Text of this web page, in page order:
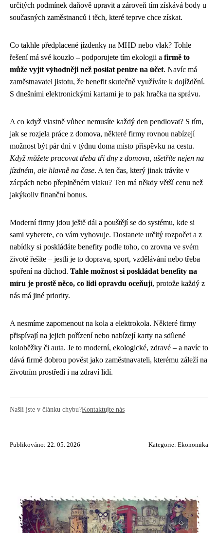
určitých podmínek daňově upravit a zároveň tím získává body u
současných zaměstnanců i těch, které teprve chce získat.
Co takhle předplacené jízdenky na MHD nebo vlak? Tohle
řešení má své kouzlo – podporujete tím ekologii a firmě to
může vyjít výhodněji než posílat peníze na účet. Navíc má
zaměstnavatel jistotu, že benefit skutečně využíváte k dojíždění.
S dnešními elektronickými kartami je to pak hračka na správu.
A co když vlastně vůbec nemusíte každý den pendlovat? S tím,
jak se rozjela práce z domova, některé firmy rovnou nabízejí
možnost být pár dní v týdnu doma místo příspěvku na cestu.
Když můžete pracovat třeba tři dny z domova, ušetříte nejen na
jízdném, ale hlavně na čase. A ten čas, který jinak trávíte v
zácpách nebo přeplněném vlaku? Ten má někdy větší cenu než
jakýkoliv finanční bonus.
Moderní firmy jdou ještě dál a pouštějí se do systému, kde si
sami vyberete, co vám vyhovuje. Dostanete určitý rozpočet a z
nabídky si poskládáte benefity podle toho, co zrovna ve svém
životě řešíte – jestli je to doprava, sport, vzdělávání nebo třeba
spoření na důchod. Tahle možnost si poskládat benefity na
míru je prostě něco, co lidi opravdu oceňují, protože každý z
nás má jiné priority.
A nesmíme zapomenout na kola a elektrokola. Některé firmy
přispívají na jejich pořízení nebo nabízejí karty na sdílené
koloběžky či auta. Je to moderní, ekologické, zdravé – a navíc to
dává firmě dobrou pověst jako zaměstnavateli, kterému záleží na
životním prostředí i na zdraví lidí.
Našli jste v článku chybu?Kontaktujte nás
Publikováno: 22. 05. 2026 Kategorie: Ekonomika